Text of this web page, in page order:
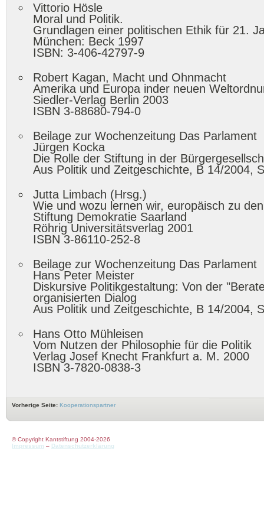
Vittorio Hösle
Moral und Politik.
Grundlagen einer politischen Ethik für 21.
München: Beck 1997
ISBN: 3-406-42797-9
Robert Kagan, Macht und Ohnmacht
Amerika und Europa inder neuen
Siedler-Verlag Berlin 2003
ISBN 3-88680-794-0
Beilage zur Wochenzeitung Das Parlament
Jürgen Kocka
Die Rolle der Stiftung in der
Aus Politik und Zeitgeschichte, B 14/2004,
Jutta Limbach (Hrsg.)
Wie und wozu lernen wir, europäisch zu
Stiftung Demokratie Saarland
Röhrig Universitätsverlag 2001
ISBN 3-86110-252-8
Beilage zur Wochenzeitung Das Parlament
Hans Peter Meister
Diskursive Politikgestaltung: Von der
organisierten Dialog
Aus Politik und Zeitgeschichte, B 14/2004,
Hans Otto Mühleisen
Vom Nutzen der Philosophie für die Politik
Verlag Josef Knecht Frankfurt a. M. 2000
ISBN 3-7820-0838-3
Vorherige Seite: Kooperationspartner
© Copyright Kantstiftung 2004-2026
Impressum – Datenschutzerklärung